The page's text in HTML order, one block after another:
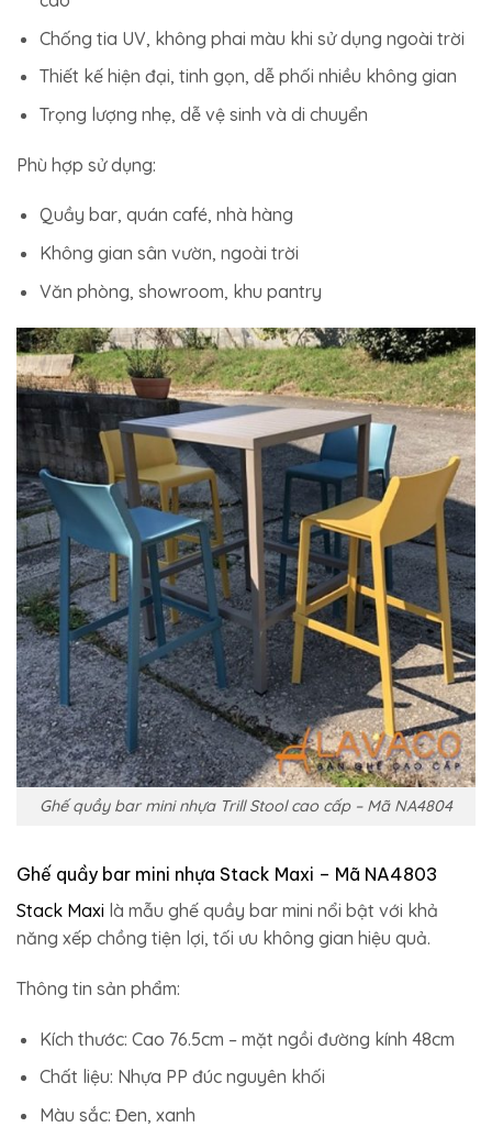
Chống tia UV, không phai màu khi sử dụng ngoài trời
Thiết kế hiện đại, tinh gọn, dễ phối nhiều không gian
Trọng lượng nhẹ, dễ vệ sinh và di chuyển
Phù hợp sử dụng:
Quầy bar, quán café, nhà hàng
Không gian sân vườn, ngoài trời
Văn phòng, showroom, khu pantry
Ghế quầy bar mini nhựa Trill Stool cao cấp – Mã NA4804
Ghế quầy bar mini nhựa Stack Maxi – Mã NA4803
Stack Maxi là mẫu ghế quầy bar mini nổi bật với khả
năng xếp chồng tiện lợi, tối ưu không gian hiệu quả.
Thông tin sản phẩm:
Kích thước: Cao 76.5cm – mặt ngồi đường kính 48cm
Chất liệu: Nhựa PP đúc nguyên khối
Màu sắc: Đen, xanh